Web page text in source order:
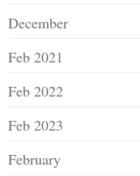
December
Feb 2021
Feb 2022
Feb 2023
February